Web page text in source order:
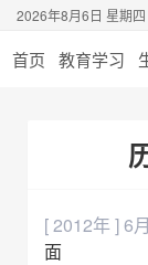
2026年8月6日 星期
首页 教育学习
[ 2012年 ] 6
面